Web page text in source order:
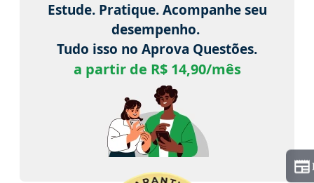
Estude. Pratique. Acompanhe seu
desempenho.
Tudo isso no Aprova Questões.
a partir de R$ 14,90/mês